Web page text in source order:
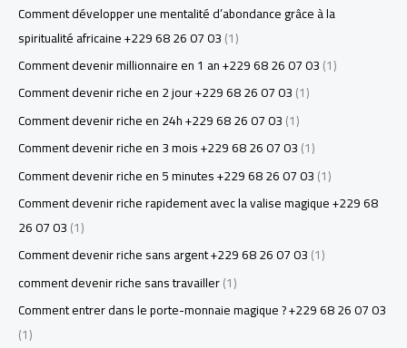
Comment développer une mentalité d’abondance grâce à la
spiritualité africaine +229 68 26 07 03(1)
Comment devenir millionnaire en 1 an +229 68 26 07 03(1)
Comment devenir riche en 2 jour +229 68 26 07 03(1)
Comment devenir riche en 24h +229 68 26 07 03(1)
Comment devenir riche en 3 mois +229 68 26 07 03(1)
Comment devenir riche en 5 minutes +229 68 26 07 03(1)
Comment devenir riche rapidement avec la valise magique +229 68
26 07 03(1)
Comment devenir riche sans argent +229 68 26 07 03(1)
comment devenir riche sans travailler(1)
Comment entrer dans le porte-monnaie magique ? +229 68 26 07 03
(1)